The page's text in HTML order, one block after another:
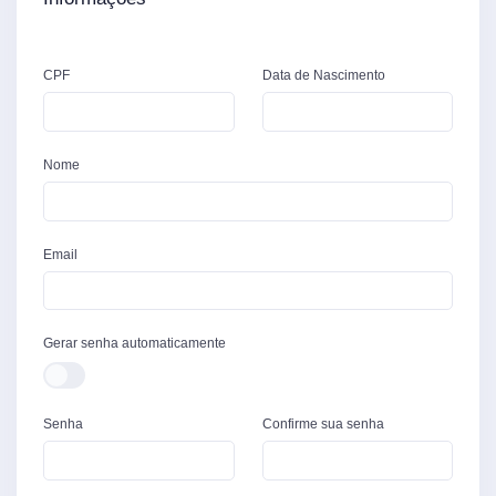
CPF Data de Nascimento
Nome
Email
Gerar senha automaticamente
Senha Confirme sua senha